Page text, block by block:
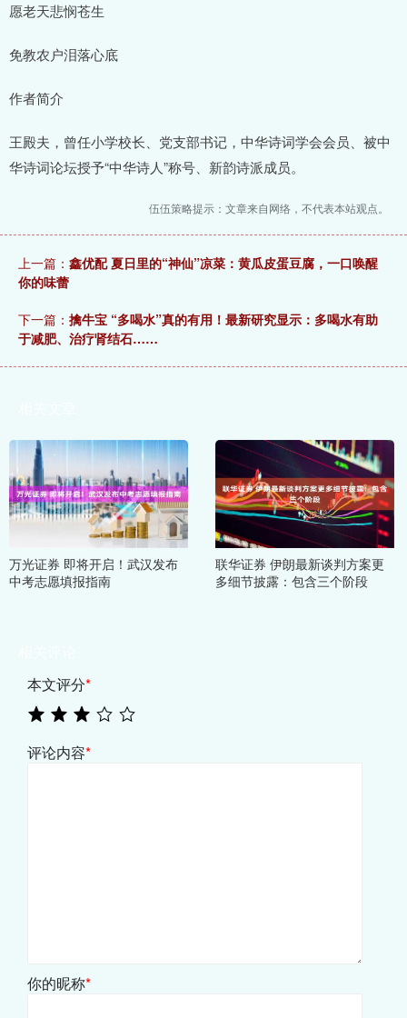
愿老天悲悯苍生
免教农户泪落心底
作者简介
王殿夫，曾任小学校长、党支部书记，中华诗词学会会员、被中
华诗词论坛授予“中华诗人”称号、新韵诗派成员。
伍伍策略提示：文章来自网络，不代表本站观点。
上一篇： 鑫优配 夏日里的“神仙”凉菜：黄瓜皮蛋豆腐，一口唤醒
你的味蕾
下一篇： 擒牛宝 “多喝水”真的有用！最新研究显示：多喝水有助
于减肥、治疗肾结石……
万光证券 即将开启！武汉发布
中考志愿填报指南
联华证券 伊朗最新谈判方案更
多细节披露：包含三个阶段
本文评分*
评论内容*
你的昵称*